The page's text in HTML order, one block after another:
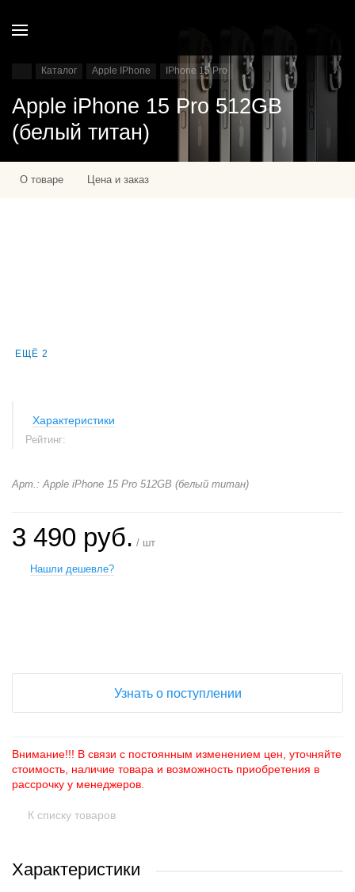
Каталог Apple IPhone IPhone 15 Pro
Apple iPhone 15 Pro 512GB
(белый титан)
О товаре Цена и заказ
ЕЩЁ 2
Характеристики
Рейтинг:
Арт.: Apple iPhone 15 Pro 512GB (белый титан)
3 490 руб. / шт
Нашли дешевле?
Узнать о поступлении
Внимание!!! В связи с постоянным изменением цен, уточняйте
стоимость, наличие товара и возможность приобретения в
рассрочку у менеджеров.
К списку товаров
Характеристики